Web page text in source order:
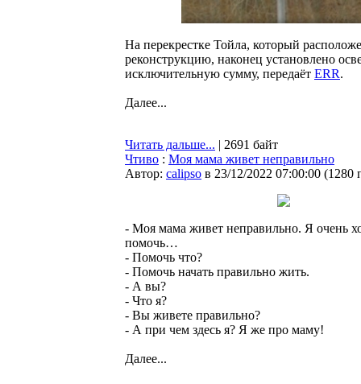
На перекрестке Тойла, который
реконструкцию, наконец установлено
исключительную сумму, передаёт ERR.
Далее...
Читать дальше... | 2691 байт
Чтиво : Моя мама живет неправильно
Автор: calipso в 23/12/2022 07:00:00 (1280
- Моя мама живет неправильно. Я очень
помочь…
- Помочь что?
- Помочь начать правильно жить.
- А вы?
- Что я?
- Вы живете правильно?
- А при чем здесь я? Я же про маму!
Далее...